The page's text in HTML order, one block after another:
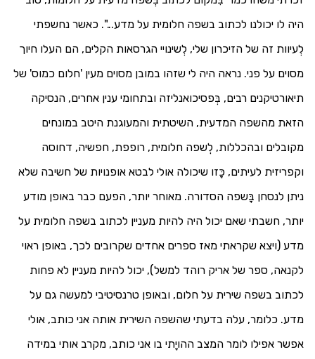
היה לו יכולנו לכתוב בשפה חלומית על מדע...". כאשר נחשפתי
לְעיוות זה של הזיכרון שלי, לְשינויי הגרסאות הקלים, הם העלו חיוך
מסוים על פני. נראה היה לי שזהו במובן מסוים מעין 'חלום כמוס' של
תיאורטיקנים רבים, בְּפסיכואנליזה ובתחומי ענין אחרים, הנסיקה
הזאת מהשפה המדעית, השיטתית והמעוגנת היטב במונחים
מקובלים ובהכללות, לְשפה חלומית, רופפת, חפשיה, דחוסה
וקפריזית לעיתים, כָּזו שיכולה אולי לבטא אופנויות של חשיבה שלא
ניתן לנסחן בָּשפה הסדורה. מאוחר יותר, הפעם כבר באופן מודע
יותר, חשבתי שאם יכול היה להיות מעניין לכתוב בשפה חלומית על
מדע (ויצא שקראתי מאז ספרים אחדים שקרובים לכך, באופן ראוי
לקנאה, ספר של אריק רוהד למשל), יכול להיות מעניין לא פחות
לכתוב בשפה שירית על חלום, ובאופן טרנסיטיבי למעשה גם על
מדע. כלומר, עלה בדעתי שהשפה השירית אותה אני כותב, אולי
אפשר אפילו לומר המצב ההויָתי בו אני כותב, מקרב אותי במידה